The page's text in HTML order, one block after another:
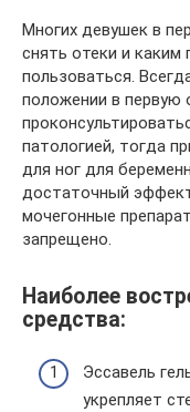
Многих девушек в
снять отеки и каким
пользоваться.
положении в первую
патологией, тогда
для ног для
достаточный
мочегонные
запрещено.
Наиболее
средства:
Эссавель
укрепляет